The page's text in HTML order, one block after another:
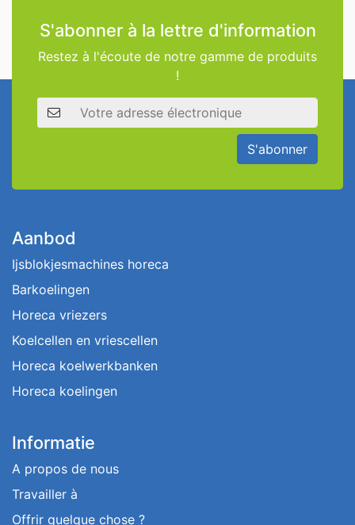
S'abonner à la lettre d'information
Restez à l'écoute de notre gamme de produits
!
Adresse électronique
S'abonner
Aanbod
Ijsblokjesmachines horeca
Barkoelingen
Horeca vriezers
Koelcellen en vriescellen
Horeca koelwerkbanken
Horeca koelingen
Informatie
A propos de nous
Travailler à
Offrir quelque chose ?